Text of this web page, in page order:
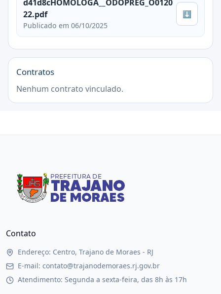
d41d8cHOMOLOGA__ODOPREG_O0120
22.pdf
Publicado em 06/10/2025
⬇
Contratos
Nenhum contrato vinculado.
Contato
Endereço: Centro, Trajano de Moraes - RJ
E-mail: contato@trajanodemoraes.rj.gov.br
Atendimento: Segunda a sexta-feira, das 8h às 17h